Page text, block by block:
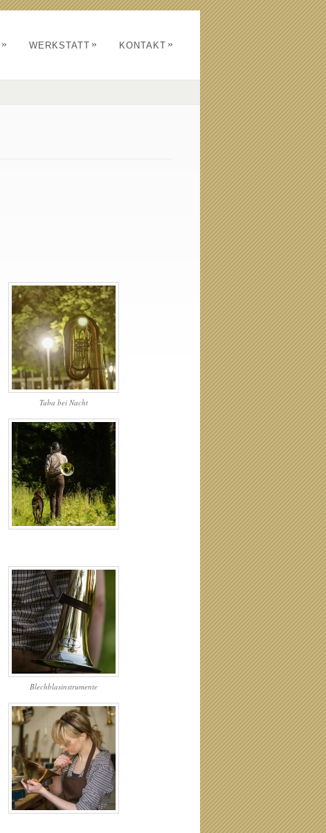
» WERKSTATT » KONTAKT »
Tuba bei Nacht
Blechblasinstrumente